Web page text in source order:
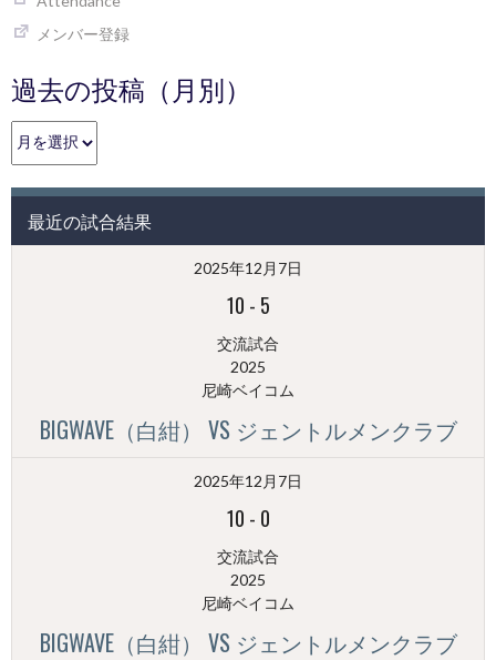
メンバー登録
過去の投稿（月別）
過
去
投
（月
最近の試合結果
2025年12月7日
10 - 5
交流試合
2025
尼崎ベイコム
BIGWAVE（白紺） VS ジェントルメンクラブ
2025年12月7日
10 - 0
交流試合
2025
尼崎ベイコム
BIGWAVE（白紺） VS ジェントルメンクラブ